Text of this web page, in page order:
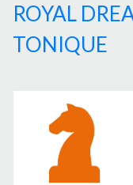
ROYAL
TONIQUE